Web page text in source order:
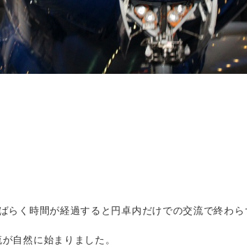
らく時間が経過すると円卓内だけでの交流で終わら
自然に始まりました。